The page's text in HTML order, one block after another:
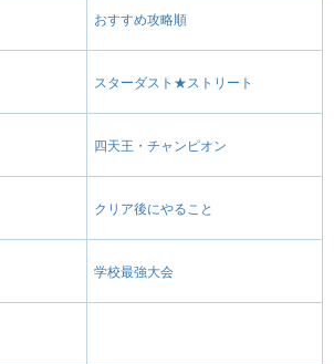
おすすめ攻略順
スターダスト★ストリート
四天王・チャンピオン
クリア後にやること
学校最強大会